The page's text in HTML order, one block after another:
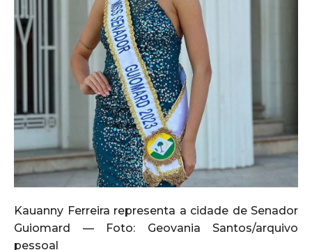
Kauanny Ferreira representa a cidade de Senador
Guiomard — Foto: Geovania Santos/arquivo
pessoal